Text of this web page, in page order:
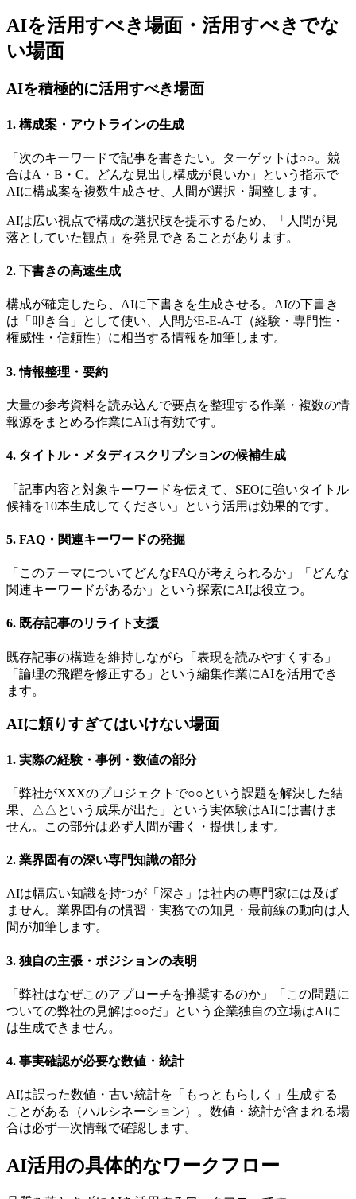
AIを活用すべき場面・活用すべきでな
い場面
AIを積極的に活用すべき場面
1. 構成案・アウトラインの生成
「次のキーワードで記事を書きたい。ターゲットは○○。競
合はA・B・C。どんな見出し構成が良いか」という指示で
AIに構成案を複数生成させ、人間が選択・調整します。
AIは広い視点で構成の選択肢を提示するため、「人間が見
落としていた観点」を発見できることがあります。
2. 下書きの高速生成
構成が確定したら、AIに下書きを生成させる。AIの下書き
は「叩き台」として使い、人間がE-E-A-T（経験・専門性・
権威性・信頼性）に相当する情報を加筆します。
3. 情報整理・要約
大量の参考資料を読み込んで要点を整理する作業・複数の情
報源をまとめる作業にAIは有効です。
4. タイトル・メタディスクリプションの候補生成
「記事内容と対象キーワードを伝えて、SEOに強いタイトル
候補を10本生成してください」という活用は効果的です。
5. FAQ・関連キーワードの発掘
「このテーマについてどんなFAQが考えられるか」「どんな
関連キーワードがあるか」という探索にAIは役立つ。
6. 既存記事のリライト支援
既存記事の構造を維持しながら「表現を読みやすくする」
「論理の飛躍を修正する」という編集作業にAIを活用でき
ます。
AIに頼りすぎてはいけない場面
1. 実際の経験・事例・数値の部分
「弊社がXXXのプロジェクトで○○という課題を解決した結
果、△△という成果が出た」という実体験はAIには書けま
せん。この部分は必ず人間が書く・提供します。
2. 業界固有の深い専門知識の部分
AIは幅広い知識を持つが「深さ」は社内の専門家には及ば
ません。業界固有の慣習・実務での知見・最前線の動向は人
間が加筆します。
3. 独自の主張・ポジションの表明
「弊社はなぜこのアプローチを推奨するのか」「この問題に
ついての弊社の見解は○○だ」という企業独自の立場はAIに
は生成できません。
4. 事実確認が必要な数値・統計
AIは誤った数値・古い統計を「もっともらしく」生成する
ことがある（ハルシネーション）。数値・統計が含まれる場
合は必ず一次情報で確認します。
AI活用の具体的なワークフロー